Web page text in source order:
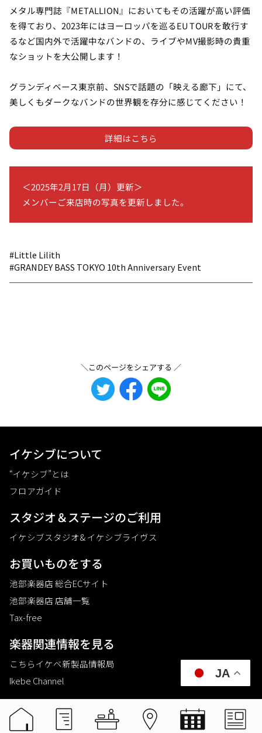
メタル専門誌『METALLION』においてもその活躍が高い評価
を得ており、2023年にはヨーロッパを巡るEU TOURを敢行す
るなど国内外で活躍中なバンドの、ライブやMV撮影時の貴重
なショットを大公開します！
グランディベース東京前、SNSで話題の「映える廊下」にて、
美しくもダークなバンドの世界観を存分に感じてください！
詳細はこちら
＜2025年2月17日（月）更新＞
メンバーご来店時の写真を更新しました。
#Little Lilith
#GRANDEY BASS TOKYO 10th Anniversary Event
＼このページをシェアする ／
イケシブについて
“イケシブ”とは
フロアガイド
スタジオ＆ステージのご利⽤
イケシブスタジオ& イケシブライヴス
お買いものをする
池部楽器店 総合ECサイト
池部楽器店 店舗一覧
Tax-free
楽器関連情報を見る
こちらイケベ新製品情報局
Ikebe Channel
会社概要 採用情報
©2021 IKEBE GAKKI Co.,Ltd.
JA